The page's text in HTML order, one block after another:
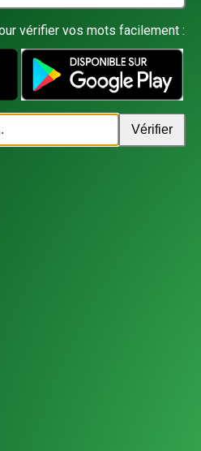
vérifier vos mots facilement :